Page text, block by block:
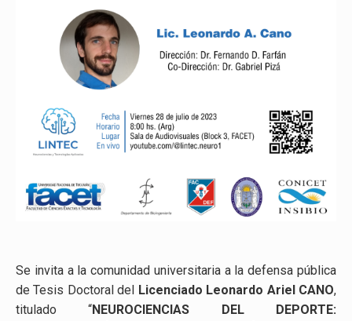
Se invita a la comunidad universitaria a la defensa pública
de Tesis Doctoral del Licenciado Leonardo Ariel CANO,
titulado “NEUROCIENCIAS DEL DEPORTE: